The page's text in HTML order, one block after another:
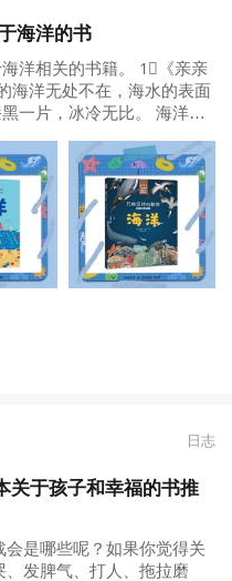
海洋的书
洋相关的书籍。 1⃣《亲亲
一片，冰冷无比。 海洋还
可以从这本关于海洋的小
日志
关于孩子和幸福的书推
是哪些呢？如果你觉得关
发脾气、打人、拖拉磨